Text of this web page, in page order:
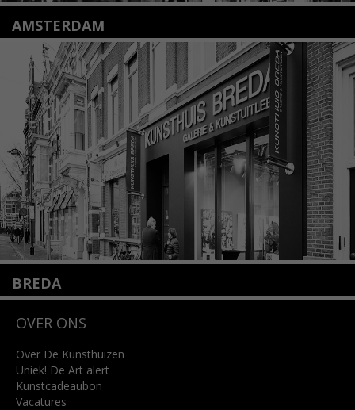
AMSTERDAM
Amstelveenseweg 135
1075 VX Amsterdam
+31 (0)20 2332546
info@kunsthuisamsterdam.nl
Lees meer
BREDA
4818 SB Breda
info@kunsthuisbreda.nl
Lees meer
OVER ONS
Over De Kunsthuizen
Uniek! De Art alert
Kunstcadeaubon
Vacatures